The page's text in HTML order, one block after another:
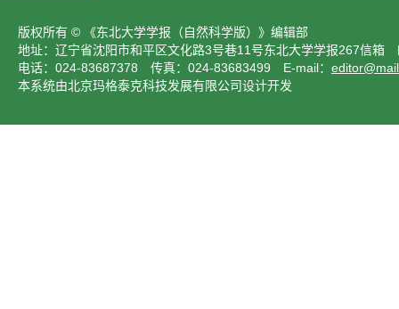
版权所有 © 《东北大学学报（自然科学版）》编辑部
地址：辽宁省沈阳市和平区文化路3号巷11号东北大学学报267信箱
电话：024-83687378 传真：024-83683499 E-mail：
本系统由北京玛格泰克科技发展有限公司设计开发